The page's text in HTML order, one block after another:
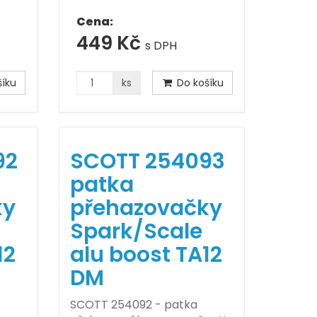
Cena:
449 Kčs DPH
ks Do košíku
SCOTT 254093
patka
přehazovačky
Spark/Scale
alu boost TA12
DM
SCOTT 254092 - patka